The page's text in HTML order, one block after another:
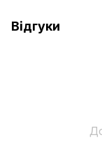
Відгуки